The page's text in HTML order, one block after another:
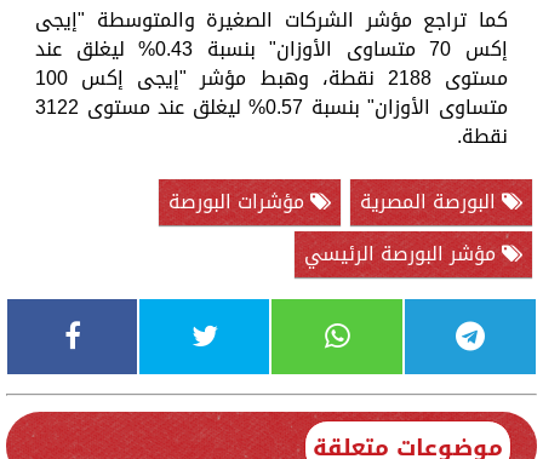
كما تراجع مؤشر الشركات الصغيرة والمتوسطة "إيجى
إكس 70 متساوى الأوزان" بنسبة 0.43% ليغلق عند
مستوى 2188 نقطة، وهبط مؤشر "إيجى إكس 100
متساوى الأوزان" بنسبة 0.57% ليغلق عند مستوى 3122
نقطة.
البورصة المصرية
مؤشرات البورصة
مؤشر البورصة الرئيسي
موضوعات متعلقة